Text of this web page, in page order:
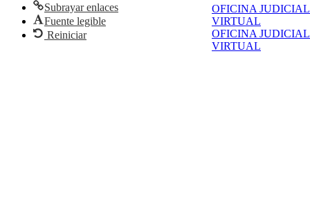
OFICINA JUDICIAL
VIRTUAL
OFICINA JUDICIAL
VIRTUAL
Subrayar enlaces
Fuente legible
Reiniciar